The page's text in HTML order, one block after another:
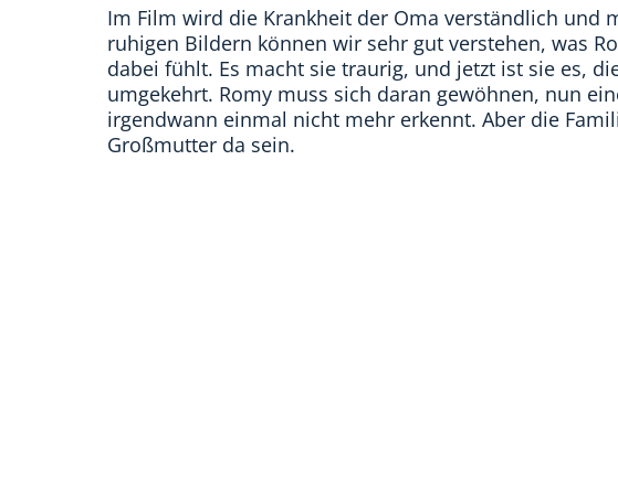
Im Film wird die Krankheit der Oma verständlich und
ruhigen Bildern können wir sehr gut verstehen, was
dabei fühlt. Es macht sie traurig, und jetzt ist sie es,
umgekehrt. Romy muss sich daran gewöhnen, nun
irgendwann einmal nicht mehr erkennt. Aber die
Großmutter da sein.